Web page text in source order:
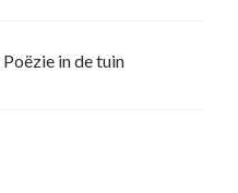
Poëzie in de tuin